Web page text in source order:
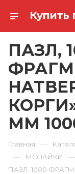
ПАЗЛ,
ММ
Главная —
— МОЗАЙКИ —
ПАЗЛ, 1000